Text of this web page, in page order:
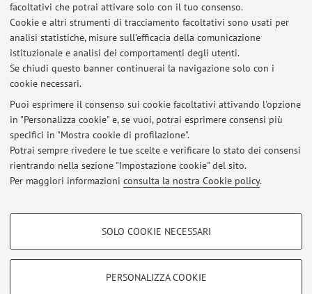
facoltativi che potrai attivare solo con il tuo consenso.
Cookie e altri strumenti di tracciamento facoltativi sono usati per
analisi statistiche, misure sull'efficacia della comunicazione
istituzionale e analisi dei comportamenti degli utenti.
Se chiudi questo banner continuerai la navigazione solo con i
cookie necessari.
Puoi esprimere il consenso sui cookie facoltativi attivando l'opzione
in "Personalizza cookie" e, se vuoi, potrai esprimere consensi più
specifici in "Mostra cookie di profilazione".
Potrai sempre rivedere le tue scelte e verificare lo stato dei consensi
rientrando nella sezione "Impostazione cookie" del sito.
Per maggiori informazioni consulta la nostra Cookie policy.
COOKIE DI PROFILAZIONE - FACOLTATIVI
SOLO COOKIE NECESSARI
PERSONALIZZA COOKIE
Risorse in rete
ORCID
Ultimi avvisi
Al momento non sono presenti avvisi.
Area riservata
Accedi tramiteloginper gestire tutti i contenuti del sito.